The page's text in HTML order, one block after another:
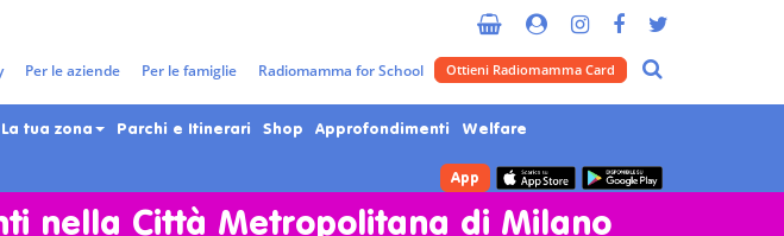
Per le aziende Per le famiglie Radiomamma for School Ottieni Radiomamma Card
La tua zona Parchi e Itinerari Shop Approfondimenti Welfare
App
nella Città Metropolitana di Milano